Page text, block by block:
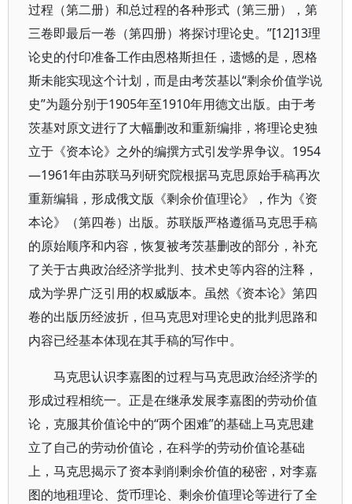
过程（第二册）和总过程的各种形式（第三册），第
三卷即最后一卷（第四册）将探讨理论史。”[12]13理
论史的付印准备工作由恩格斯担任，遗憾的是，恩格
斯未能实现这个计划，而是由考茨基以“剩余价值学说
史”为题分别于1905年至1910年用德文出版。由于考
茨基对原文进行了大幅删改和重新编排，将理论史独
立于《资本论》之外的编撰方式引发学界争议。1954
—1961年由苏联马列研究院根据马克思原始手稿再次
重新编辑，形成俄文版《剩余价值理论》，作为《资
本论》（第四卷）出版。苏联版严格遵循马克思手稿
的原始顺序和内容，恢复被考茨基删改的部分，补充
了关于古典政治经济学批判、技术史等内容的注释，
成为学界广泛引用的权威版本。虽然《资本论》第四
卷的出版历经波折，但马克思对理论史的批判思路和
内容已经基本体现在其手稿的写作中。
马克思认识李嘉图的过程与马克思政治经济学的
形成过程相统一。正是在继承发展李嘉图的劳动价值
论，克服其价值论中的“两个困难”的基础上马克思建
立了自己的劳动价值论，在科学的劳动价值论基础
上，马克思揭示了资本剥削剩余价值的秘密，对李嘉
图的地租理论、货币理论、剩余价值理论等进行了全